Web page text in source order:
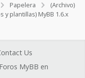
Papelera
(Archivo)
plantillas) MyBB 1.6.x
Us
MyBB en